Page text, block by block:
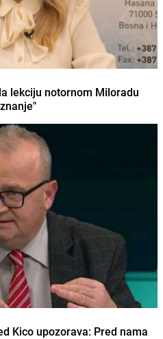
lekciju notornom Miloradu
Kico upozorava: Pred nama